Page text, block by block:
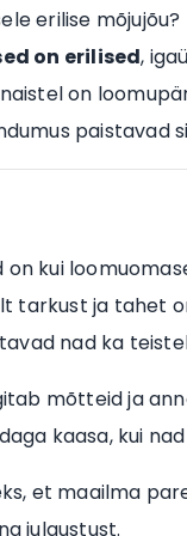
erilise mõjujõu?
on erilised,
on
paistavad
kui
tarkust ja tahet
nad ka
mõtteid ja
kaasa, kui
et maailma
julgustust.